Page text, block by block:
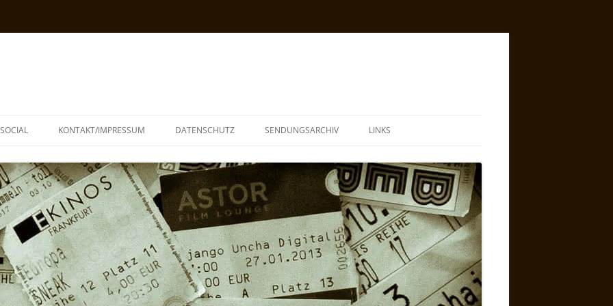
SOCIAL KONTAKT/IMPRESSUM DATENSCHUTZ SENDUNGSARCHIV LINKS